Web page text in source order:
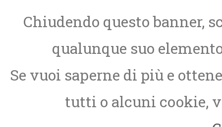
Chiudendo questo banner,
qualunque suo
Se vuoi saperne di più e
tutti o alcuni cookie,